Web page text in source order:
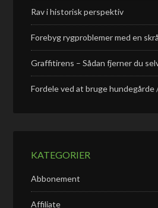
Rav i historisk perspektiv
Forebyg rygproblemer med en
Graffitirens – Sådan fjerner du
Fordele ved at bruge hundegårde
KATEGORIER
Abbonement
Affiliate